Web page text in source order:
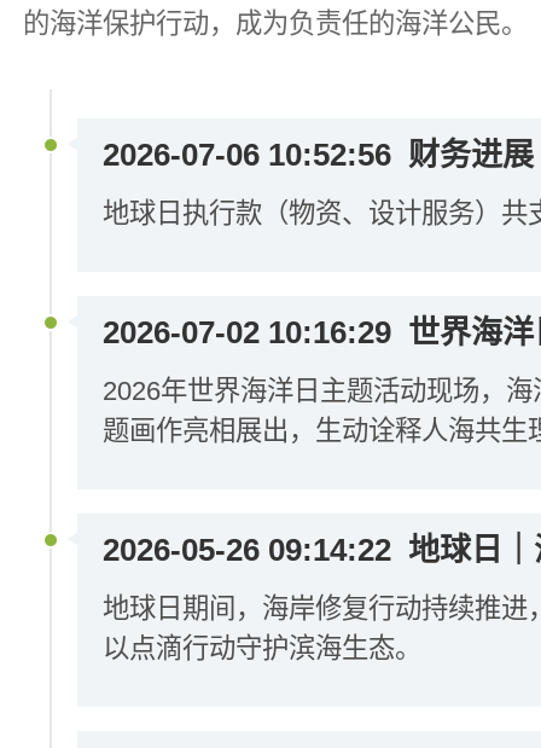
的海洋保护行动，成为负责任的海洋公民。
2026-07-06 10:52:56 财务进展
地球日执行款（物资、设计服务）共
2026-07-02 10:16:29 世界海
2026年世界海洋日主题活动现场，
题画作亮相展出，生动诠释人海共
2026-05-26 09:14:22 地球日
地球日期间，海岸修复行动持续推
以点滴行动守护滨海生态。